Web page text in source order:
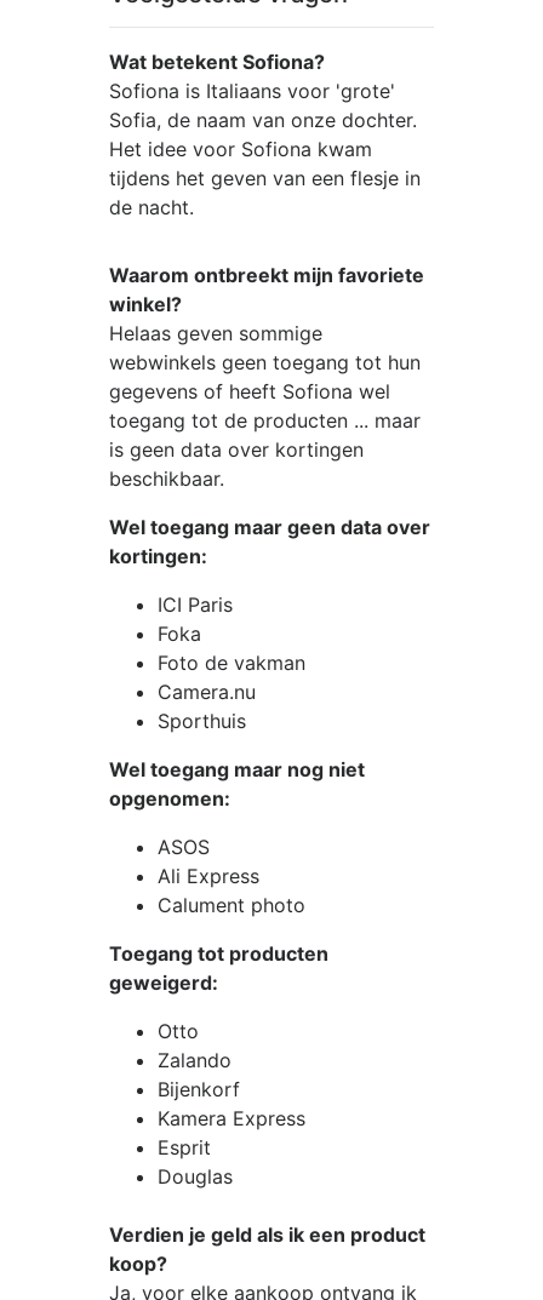
Wat betekent Sofiona?
Sofiona is Italiaans voor 'grote'
Sofia, de naam van onze dochter.
Het idee voor Sofiona kwam
tijdens het geven van een flesje in
de nacht.
Waarom ontbreekt mijn favoriete
winkel?
Helaas geven sommige
webwinkels geen toegang tot hun
gegevens of heeft Sofiona wel
toegang tot de producten ... maar
is geen data over kortingen
beschikbaar.
Wel toegang maar geen data over
kortingen:
ICI Paris
Foka
Foto de vakman
Camera.nu
Sporthuis
Wel toegang maar nog niet
opgenomen:
ASOS
Ali Express
Calument photo
Toegang tot producten
geweigerd:
Otto
Zalando
Bijenkorf
Kamera Express
Esprit
Douglas
Verdien je geld als ik een product
koop?
Ja, voor elke aankoop ontvang ik